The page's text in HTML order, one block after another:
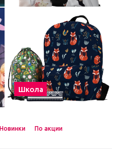
Школа
Новинки По акции